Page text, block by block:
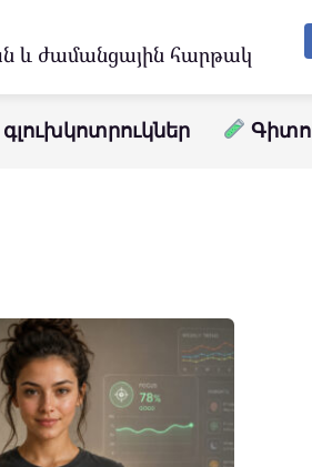
և ժամանցային հարթակ